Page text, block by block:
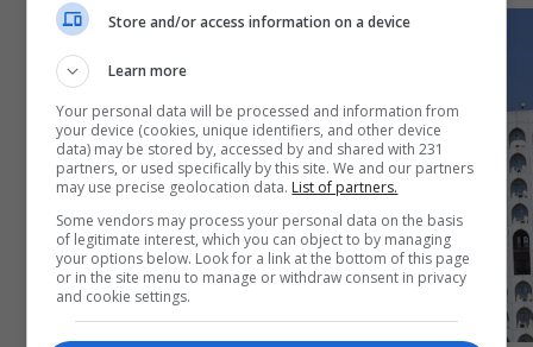
Store and/or access information on a device
Learn more
Your personal data will be processed and information from
your device (cookies, unique identifiers, and other device
data) may be stored by, accessed by and shared with 231
partners, or used specifically by this site. We and our partners
may use precise geolocation data. List of partners.
Some vendors may process your personal data on the basis
of legitimate interest, which you can object to by managing
your options below. Look for a link at the bottom of this page
or in the site menu to manage or withdraw consent in privacy
and cookie settings.